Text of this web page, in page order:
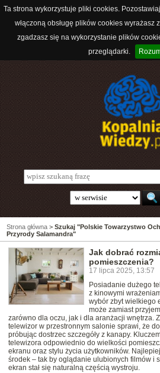
Ta strona wykorzystuje pliki cookies.
włączoną obsługę plików cookies wyrażasz
zgadzasz się na wykorzystanie plików
przeglądarki.
Strona główna > Szukaj "Polskie Towarzystwo
Przyrody Salamandra"
Jak dobrać
pomieszczenia?
17 lipca 2025, 13:57
Posiadanie dużego
z kinowymi
wybór zbyt wielkiego
może zamiast
zarówno dla oczu, jak i dla aranżacji wnętrza.
telewizor w przestronnym salonie sprawi, że
próbując dostrzec szczegóły z kanapy.
telewizora odpowiednio do wielkości
ekranu oraz stylu życia użytkowników.
środek – tak by oglądanie ulubionych filmów i
ekran stał się naturalną częścią wystroju.